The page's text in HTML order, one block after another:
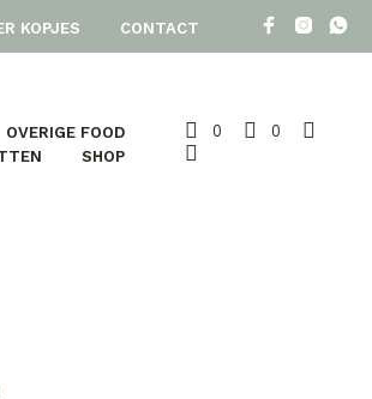
KOPJES CONTACT
OVERIGE FOOD
SHOP
0 0